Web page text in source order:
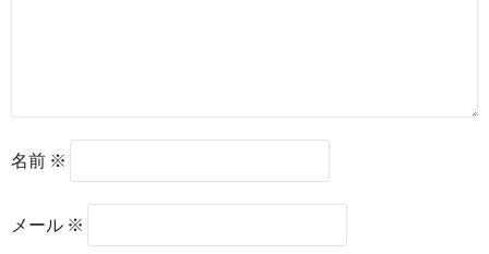
名前 ※
メール ※